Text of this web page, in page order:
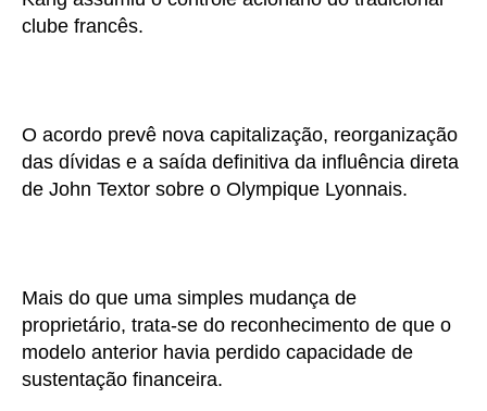
clube francês.
O acordo prevê nova capitalização, reorganização
das dívidas e a saída definitiva da influência direta
de John Textor sobre o Olympique Lyonnais.
Mais do que uma simples mudança de
proprietário, trata-se do reconhecimento de que o
modelo anterior havia perdido capacidade de
sustentação financeira.